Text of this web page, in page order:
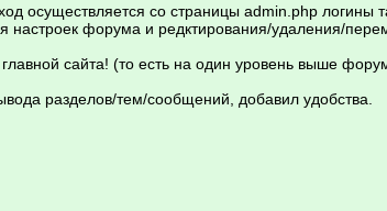
осуществляется со страницы admin.php логины
форума и редктирования/удаления/
сайта! (то есть на один уровень выше
разделов/тем/сообщений, добавил удобства.